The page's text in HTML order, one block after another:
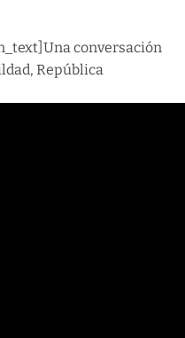
conversación
República